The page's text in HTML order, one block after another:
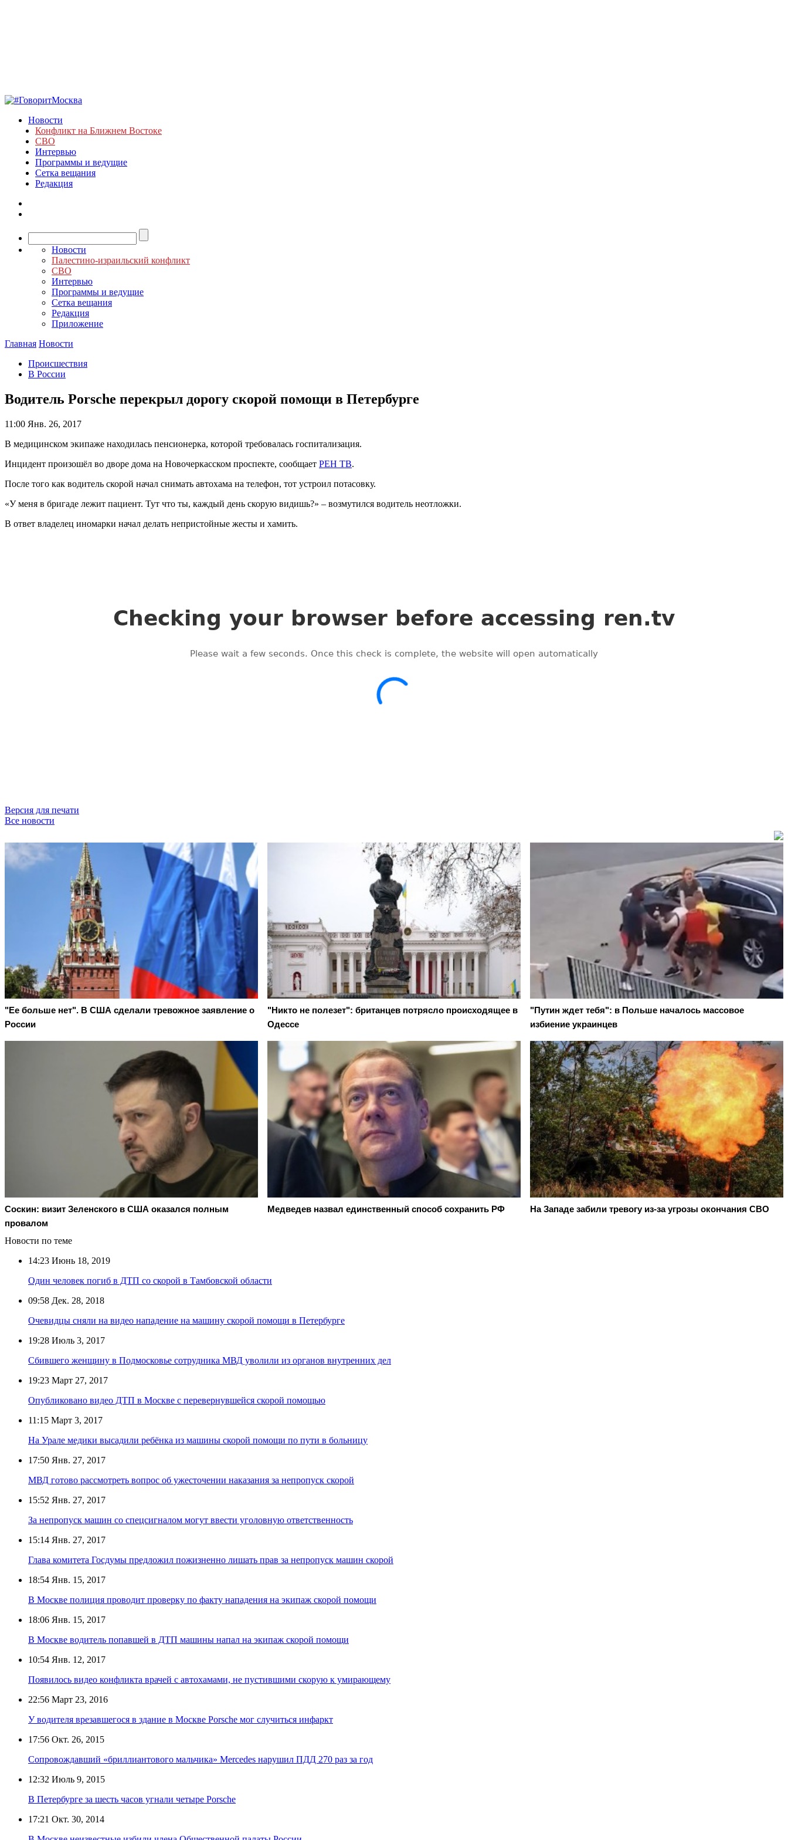
Новости
Конфликт на Ближнем Востоке
СВО
Интервью
Программы и ведущие
Сетка вещания
Редакция
Новости
Палестино-израильский конфликт
СВО
Интервью
Программы и ведущие
Сетка вещания
Редакция
Приложение
Главная Новости
Происшествия
В России
Водитель Porsche перекрыл дорогу скорой помощи в Петербурге
11:00 Янв. 26, 2017
В медицинском экипаже находилась пенсионерка, которой требовалась госпитализация.
Инцидент произошёл во дворе дома на Новочеркасском проспекте, сообщает РЕН ТВ.
После того как водитель скорой начал снимать автохама на телефон, тот устроил потасовку.
«У меня в бригаде лежит пациент. Тут что ты, каждый день скорую видишь?» – возмутился водитель неотложки.
В ответ владелец иномарки начал делать непристойные жесты и хамить.
Версия для печати
Все новости
"Ее больше нет". В США сделали тревожное заявление о
России
"Никто не полезет": британцев потрясло происходящее в
Одессе
"Путин ждет тебя": в Польше началось массовое
избиение украинцев
Соскин: визит Зеленского в США оказался полным
провалом
Медведев назвал единственный способ сохранить РФ На Западе забили тревогу из-за угрозы окончания СВО
Новости по теме
14:23 Июнь 18, 2019
Один человек погиб в ДТП со скорой в Тамбовской области
09:58 Дек. 28, 2018
Очевидцы сняли на видео нападение на машину скорой помощи в Петербурге
19:28 Июль 3, 2017
Сбившего женщину в Подмосковье сотрудника МВД уволили из органов внутренних дел
19:23 Март 27, 2017
Опубликовано видео ДТП в Москве с перевернувшейся скорой помощью
11:15 Март 3, 2017
На Урале медики высадили ребёнка из машины скорой помощи по пути в больницу
17:50 Янв. 27, 2017
МВД готово рассмотреть вопрос об ужесточении наказания за непропуск скорой
15:52 Янв. 27, 2017
За непропуск машин со спецсигналом могут ввести уголовную ответственность
15:14 Янв. 27, 2017
Глава комитета Госдумы предложил пожизненно лишать прав за непропуск машин скорой
18:54 Янв. 15, 2017
В Москве полиция проводит проверку по факту нападения на экипаж скорой помощи
18:06 Янв. 15, 2017
В Москве водитель попавшей в ДТП машины напал на экипаж скорой помощи
10:54 Янв. 12, 2017
Появилось видео конфликта врачей с автохамами, не пустившими скорую к умирающему
22:56 Март 23, 2016
У водителя врезавшегося в здание в Москве Porsche мог случиться инфаркт
17:56 Окт. 26, 2015
Сопровождавший «бриллиантового мальчика» Mercedes нарушил ПДД 270 раз за год
12:32 Июль 9, 2015
В Петербурге за шесть часов угнали четыре Porsche
17:21 Окт. 30, 2014